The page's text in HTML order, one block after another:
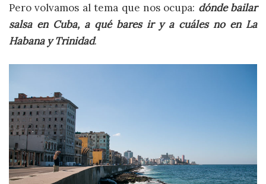
Pero volvamos al tema que nos ocupa: dónde bailar
salsa en Cuba, a qué bares ir y a cuáles no en La
Habana y Trinidad.